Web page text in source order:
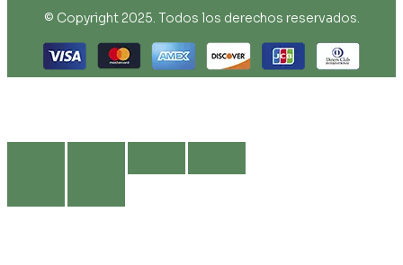
© Copyright 2025. Todos los derechos reservados.